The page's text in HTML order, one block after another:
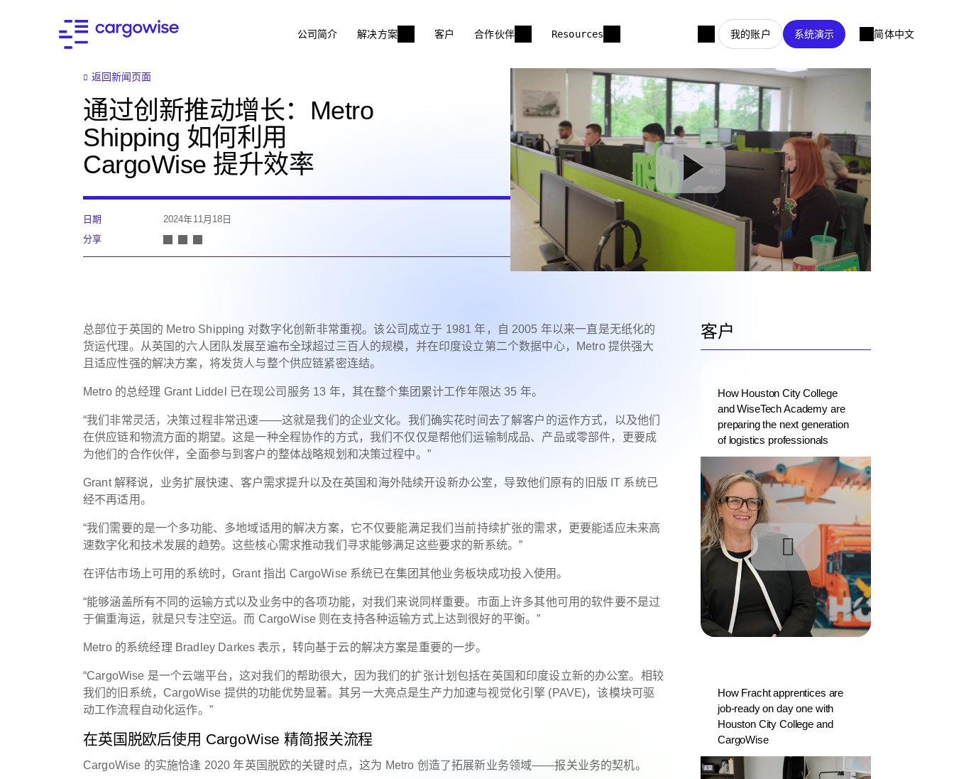
公司简介 解决方案 客户 合作伙伴 Resources 我的账户 系统演示 简体中文
返回新闻页面
通过创新推动增长：Metro
Shipping 如何利用
CargoWise 提升效率
日期
2024年11月18日
分享
总部位于英国的 Metro Shipping 对数字化创新非常重视。该公司成立于 1981 年，自 2005 年以来一直是无纸化的
货运代理。从英国的六人团队发展至遍布全球超过三百人的规模，并在印度设立第二个数据中心，Metro 提供强大
且适应性强的解决方案，将发货人与整个供应链紧密连结。
Metro 的总经理 Grant Liddel 已在现公司服务 13 年，其在整个集团累计工作年限达 35 年。
“我们非常灵活，决策过程非常迅速——这就是我们的企业文化。我们确实花时间去了解客户的运作方式，以及他们
在供应链和物流方面的期望。这是一种全程协作的方式，我们不仅仅是帮他们运输制成品、产品或零部件，更要成
为他们的合作伙伴，全面参与到客户的整体战略规划和决策过程中。”
Grant 解释说，业务扩展快速、客户需求提升以及在英国和海外陆续开设新办公室，导致他们原有的旧版 IT 系统已
经不再适用。
“我们需要的是一个多功能、多地域适用的解决方案，它不仅要能满足我们当前持续扩张的需求，更要能适应未来高
速数字化和技术发展的趋势。这些核心需求推动我们寻求能够满足这些要求的新系统。”
在评估市场上可用的系统时，Grant 指出 CargoWise 系统已在集团其他业务板块成功投入使用。
“能够涵盖所有不同的运输方式以及业务中的各项功能，对我们来说同样重要。市面上许多其他可用的软件要不是过
于偏重海运，就是只专注空运。而 CargoWise 则在支持各种运输方式上达到很好的平衡。”
Metro 的系统经理 Bradley Darkes 表示，转向基于云的解决方案是重要的一步。
“CargoWise 是一个云端平台，这对我们的帮助很大，因为我们的扩张计划包括在英国和印度设立新的办公室。相较
我们的旧系统，CargoWise 提供的功能优势显著。其另一大亮点是生产力加速与视觉化引擎 (PAVE)，该模块可驱
动工作流程自动化运作。”
在英国脱欧后使用 CargoWise 精简报关流程
CargoWise 的实施恰逢 2020 年英国脱欧的关键时点，这为 Metro 创造了拓展新业务领域——报关业务的契机。
客户
How Houston City College
and WiseTech Academy are
preparing the next generation
of logistics professionals
How Fracht apprentices are
job-ready on day one with
Houston City College and
CargoWise